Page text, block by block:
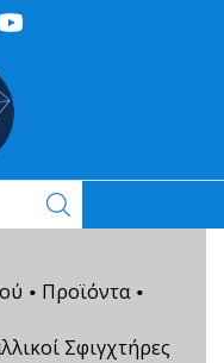
• Προϊόντα •
Σφιγχτήρες